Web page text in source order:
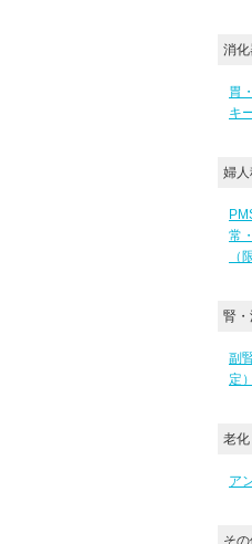
消
胃
キ
婦
常
（
腎
副
定）
老化
ア